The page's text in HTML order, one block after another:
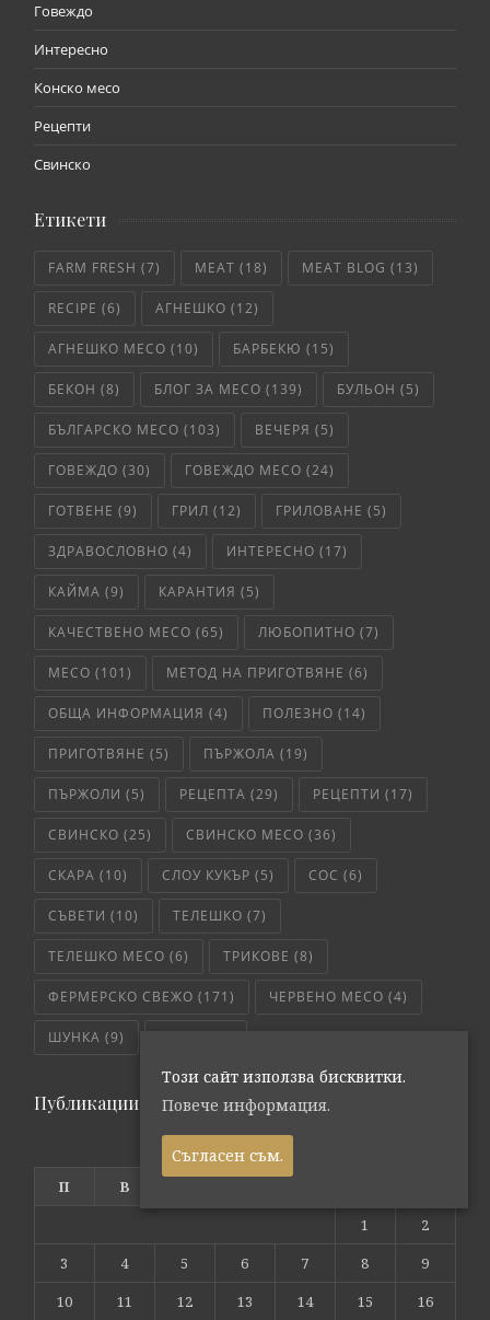
Говеждо
Интересно
Конско месо
Рецепти
Свинско
Етикети
FARM FRESH (7) MEAT (18) MEAT BLOG (13)
RECIPE (6) АГНЕШКО (12)
АГНЕШКО МЕСО (10) БАРБЕКЮ (15)
БЕКОН (8) БЛОГ ЗА МЕСО (139) БУЛЬОН (5)
БЪЛГАРСКО МЕСО (103) ВЕЧЕРЯ (5)
ГОВЕЖДО (30) ГОВЕЖДО МЕСО (24)
ГОТВЕНЕ (9) ГРИЛ (12) ГРИЛОВАНЕ (5)
ЗДРАВОСЛОВНО (4) ИНТЕРЕСНО (17)
КАЙМА (9) КАРАНТИЯ (5)
КАЧЕСТВЕНО МЕСО (65) ЛЮБОПИТНО (7)
МЕСО (101) МЕТОД НА ПРИГОТВЯНЕ (6)
ОБЩА ИНФОРМАЦИЯ (4) ПОЛЕЗНО (14)
ПРИГОТВЯНЕ (5) ПЪРЖОЛА (19)
ПЪРЖОЛИ (5) РЕЦЕПТА (29) РЕЦЕПТИ (17)
СВИНСКО (25) СВИНСКО МЕСО (36)
СКАРА (10) СЛОУ КУКЪР (5) СОС (6)
СЪВЕТИ (10) ТЕЛЕШКО (7)
ТЕЛЕШКО МЕСО (6) ТРИКОВЕ (8)
ФЕРМЕРСКО СВЕЖО (171) ЧЕРВЕНО МЕСО (4)
ШУНКА (9)
Публикации по дата
П В
1
2
3
4 5 6 7 8
9
10
11 12 13 14 15 16
Този сайт използва бисквитки.
Повече информация.
Съгласен съм.